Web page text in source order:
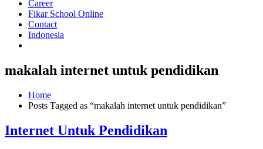
Career
Fikar School Online
Contact
Indonesia
makalah internet untuk pendidikan
Home
Posts Tagged as “makalah internet untuk pendidikan”
Internet Untuk Pendidikan